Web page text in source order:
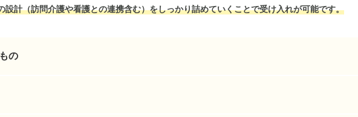
計（訪問介護や看護との連携含む）をしっかり詰めていくことで受け入れが可能です。
の